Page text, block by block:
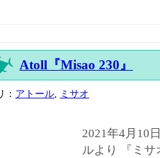
Atoll『Misao 230』
： アトール ミサオ
2021年4月10
ルより 『ミサ